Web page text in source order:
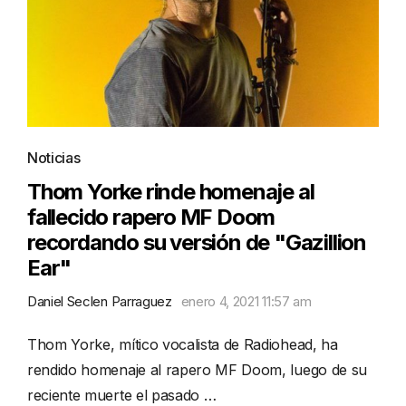
Noticias
Thom Yorke rinde homenaje al
fallecido rapero MF Doom
recordando su versión de "Gazillion
Ear"
Daniel Seclen Parraguez enero 4, 2021 11:57 am
Thom Yorke, mítico vocalista de Radiohead, ha
rendido homenaje al rapero MF Doom, luego de su
reciente muerte el pasado …